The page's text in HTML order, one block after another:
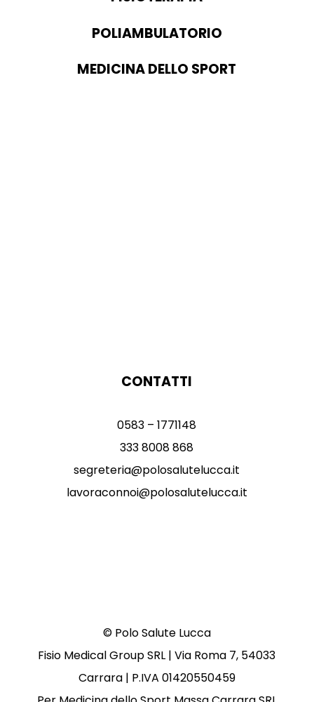
POLIAMBULATORIO
MEDICINA DELLO SPORT
CONTATTI
0583 – 1771148
333 8008 868
segreteria@polosalutelucca.it
lavoraconnoi@polosalutelucca.it
© Polo Salute Lucca
Fisio Medical Group SRL | Via Roma 7, 54033
Carrara | P.IVA 01420550459